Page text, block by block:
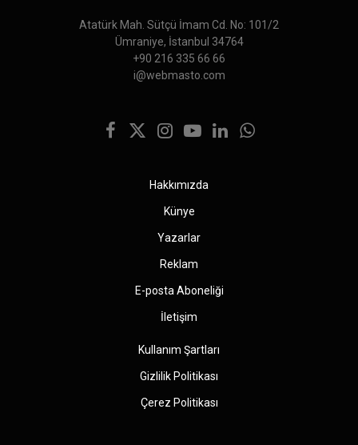
Atatürk Mah. Sütçü İmam Cd. No: 101/2
Ümraniye, İstanbul 34764
+90 216 335 66 66
i@webmasto.com
Facebook
X
Instagram
YouTubeLinkedInWhatsApp
Hakkımızda
Künye
Yazarlar
Reklam
E-posta Aboneliği
İletişim
Kullanım Şartları
Gizlilik Politikası
Çerez Politikası